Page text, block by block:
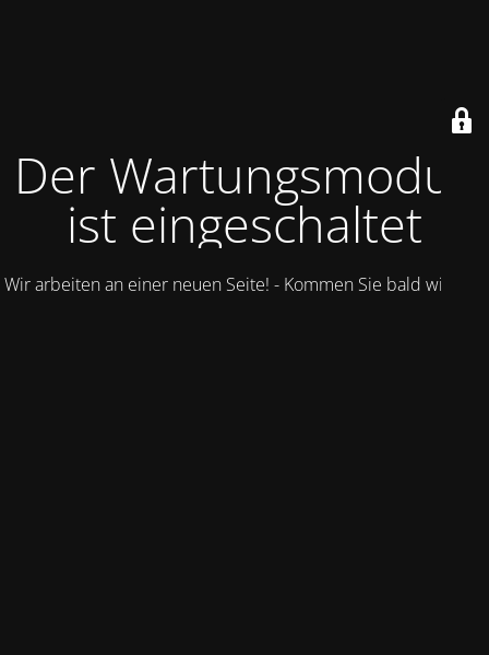
Der Wartungsmodus
ist eingeschaltet
Wir arbeiten an einer neuen Seite! - Kommen Sie bald wieder.